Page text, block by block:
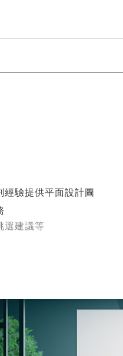
驗提供平面設計圖
選建議等